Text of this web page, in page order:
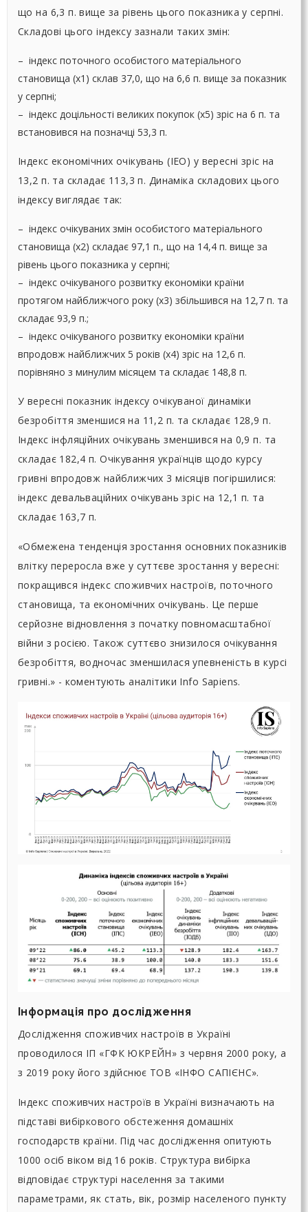
що на 6,3 п. вище за рівень цього показника у серпні.
Складові цього індексу зазнали таких змін:
– індекс поточного особистого матеріального
становища (х1) склав 37,0, що на 6,6 п. вище за показник
у серпні;
– індекс доцільності великих покупок (х5) зріс на 6 п. та
встановився на позначці 53,3 п.
Індекс економічних очікувань (ІЕО) у вересні зріс на
13,2 п. та складає 113,3 п. Динаміка складових цього
індексу виглядає так:
– індекс очікуваних змін особистого матеріального
становища (х2) складає 97,1 п., що на 14,4 п. вище за
рівень цього показника у серпні;
– індекс очікуваного розвитку економіки країни
протягом найближчого року (х3) збільшився на 12,7 п. та
складає 93,9 п.;
– індекс очікуваного розвитку економіки країни
впродовж найближчих 5 років (х4) зріс на 12,6 п.
порівняно з минулим місяцем та складає 148,8 п.
У вересні показник індексу очікуваної динаміки
безробіття зменшися на 11,2 п. та складає 128,9 п.
Індекс інфляційних очікувань зменшився на 0,9 п. та
складає 182,4 п. Очікування українців щодо курсу
гривні впродовж найближчих 3 місяців погіршилися:
індекс девальваційних очікувань зріс на 12,1 п. та
складає 163,7 п.
«Обмежена тенденція зростання основних показників
влітку переросла вже у суттєве зростання у вересні:
покращився індекс споживчих настроїв, поточного
становища, та економічних очікувань. Це перше
серйозне відновлення з початку повномасштабної
війни з росією. Також суттєво знизилося очікування
безробіття, водночас зменшилася упевненість в курсі
гривні.» - коментують аналітики Info Sapiens.
Інформація про дослідження
Дослідження споживчих настроїв в Україні
проводилося ІП «ГФК ЮКРЕЙН» з червня 2000 року, а
з 2019 року його здійснює ТОВ «ІНФО САПІЄНС».
Індекс споживчих настроїв в Україні визначають на
підставі вибіркового обстеження домашніх
господарств країни. Під час дослідження опитують
1000 осіб віком від 16 років. Структура вибірка
відповідає структурі населення за такими
параметрами, як стать, вік, розмір населеного пункту